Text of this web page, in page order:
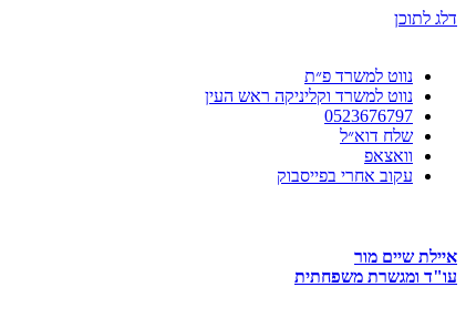
דלג לתוכן
נווט למשרד פ״ת
נווט למשרד וקליניקה ראש העין
0523676797
שלח דוא״ל
וואצאפ
עקוב אחרי בפייסבוק
איילת שיים מור
עו"ד ומגשרת משפחתית